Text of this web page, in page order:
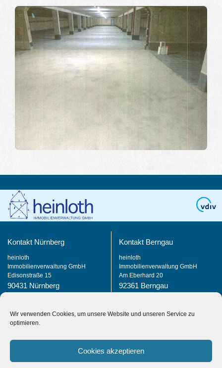
Wir verwenden Cookies, um unsere Website und unseren Service zu
optimieren.
Cookies akzeptieren
Kontakt Nürnberg
heinloth
Immobilienverwaltung GmbH
Edisonstraße 15
90431 Nürnberg
Kontakt Berngau
heinloth
Immobilienverwaltung GmbH
Am Eberhard 20
92361 Berngau
Rechtliches
Kontaktformular